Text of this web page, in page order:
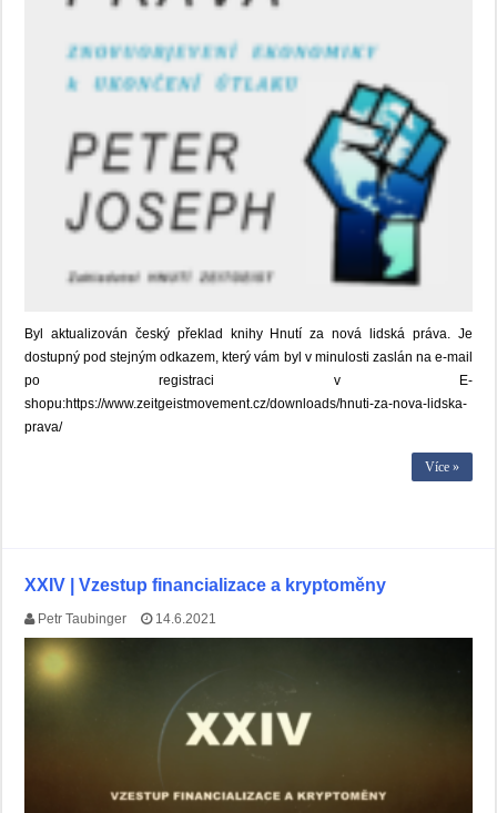
Byl aktualizován český překlad knihy Hnutí za nová lidská práva. Je
dostupný pod stejným odkazem, který vám byl v minulosti zaslán na e-mail
po registraci v E-
shopu:https://www.zeitgeistmovement.cz/downloads/hnuti-za-nova-lidska-
prava/
Více »
XXIV | Vzestup financializace a kryptoměny
Petr Taubinger 14.6.2021